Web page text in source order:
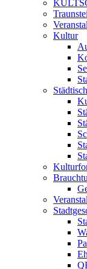
Kultur